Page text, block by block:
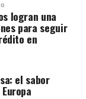
logran una
para seguir
en
el sabor